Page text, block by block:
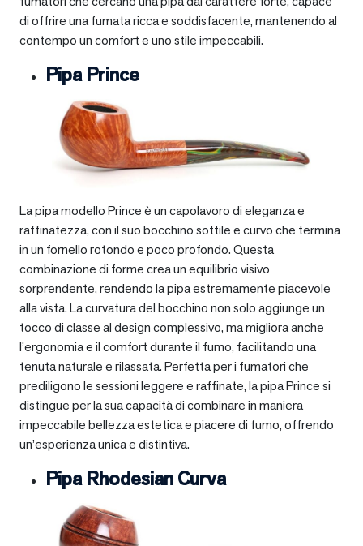
di offrire una fumata ricca e soddisfacente, mantenendo al
contempo un comfort e uno stile impeccabili.
Pipa Prince
La pipa modello Prince è un capolavoro di eleganza e
raffinatezza, con il suo bocchino sottile e curvo che termina
in un fornello rotondo e poco profondo. Questa
combinazione di forme crea un equilibrio visivo
sorprendente, rendendo la pipa estremamente piacevole
alla vista. La curvatura del bocchino non solo aggiunge un
tocco di classe al design complessivo, ma migliora anche
l’ergonomia e il comfort durante il fumo, facilitando una
tenuta naturale e rilassata. Perfetta per i fumatori che
prediligono le sessioni leggere e raffinate, la pipa Prince si
distingue per la sua capacità di combinare in maniera
impeccabile bellezza estetica e piacere di fumo, offrendo
un’esperienza unica e distintiva.
Pipa Rhodesian Curva